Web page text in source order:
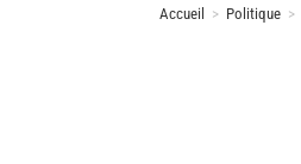
Accueil > Politique >